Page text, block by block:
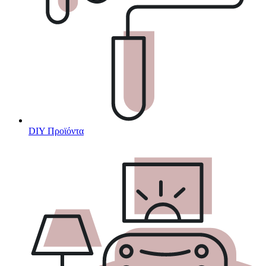
DIY Προϊόντα